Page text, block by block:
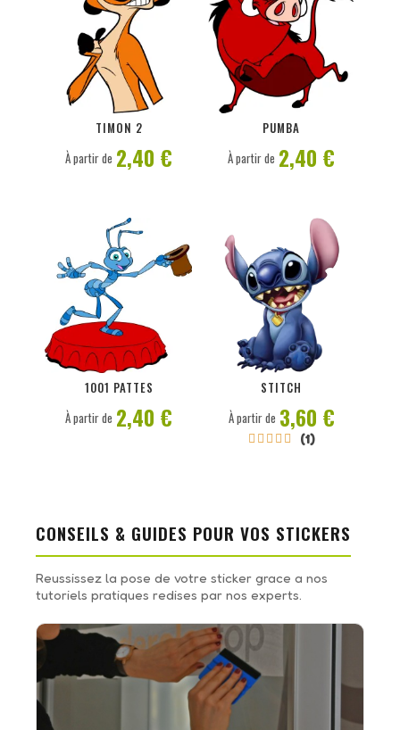
TIMON 2
PERSONNALISER
À partir de 2,40 €
PUMBA
PERSONNALISER
À partir de 2,40 €
1001 PATTES
PERSONNALISER
À partir de 2,40 €
STITCH
     (1)
PERSONNALISER
À partir de 3,60 €
CONSEILS & GUIDES POUR VOS STICKERS
Reussissez la pose de votre sticker grace a nos
tutoriels pratiques redises par nos experts.